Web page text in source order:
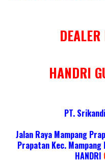
HANDRI
PT.
Jalan Raya Mampang
Prapatan Kec.
HANDRI